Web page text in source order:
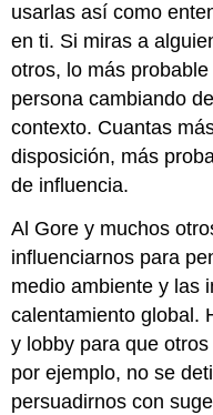
usarlas así como
en ti. Si miras a
otros, lo más
persona cambiando
contexto. Cuantas
disposición, más
de influencia.
Al Gore y muchos
influenciarnos para
medio ambiente y las
calentamiento global.
y lobby para que
por ejemplo, no se
persuadirnos con